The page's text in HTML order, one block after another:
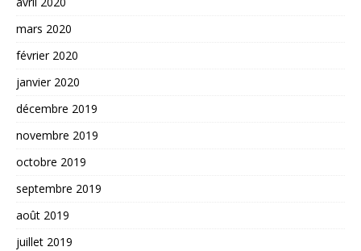
mars 2020
février 2020
janvier 2020
décembre 2019
novembre 2019
octobre 2019
septembre 2019
août 2019
juillet 2019